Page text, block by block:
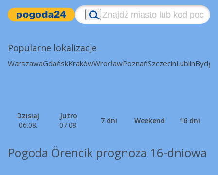
Popularne lokalizacje
WarszawaGdańskKrakówWrocławPoznańSzczecinLublin
Dzisiaj
06.08.
Jutro
07.08.
7 dni Weekend 16 dni
Pogoda Örencik prognoza 16-dniowa